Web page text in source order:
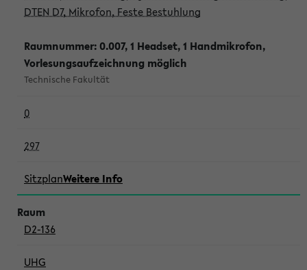
DTEN D7, Mikrofon, Feste Bestuhlung
Raumnummer: 0.007, 1 Headset, 1 Handmikrofon,
Vorlesungsaufzeichnung möglich
Technische Fakultät
0
297
SitzplanWeitere Info
D2-136
UHG